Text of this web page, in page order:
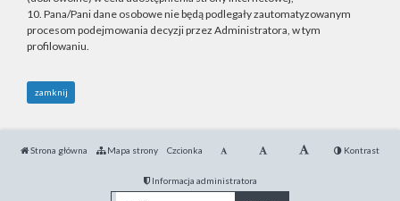
10. Pana/Pani dane osobowe nie będą podlegały zautomatyzowanym
procesom podejmowania decyzji przez Administratora, w tym
profilowaniu.
zamknij
Strona główna Mapa strony Czcionka Kontrast
Informacja administratora